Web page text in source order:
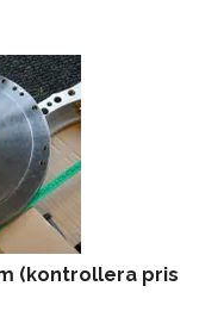
(kontrollera pris